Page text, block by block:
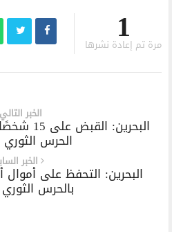
1
مرة تم إعادة نشرها
الخبر
البحرين:
الحرس الثوري
الخبر
البحرين: التحفظ على أموال
بالحرس الثوري